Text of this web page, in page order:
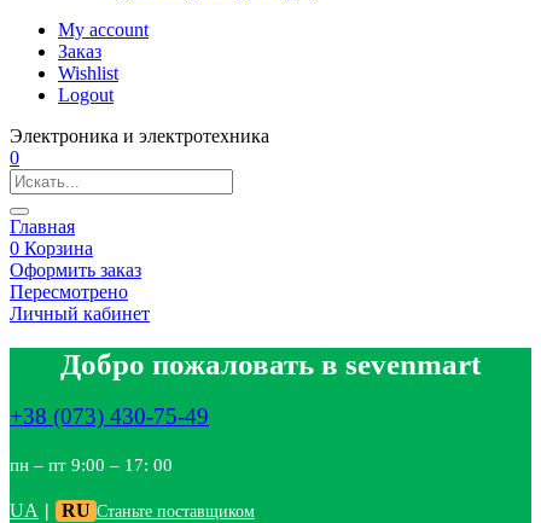
My account
Заказ
Wishlist
Logout
Электроника и электротехника
0
Главная
0 Корзина
Оформить заказ
Пересмотрено
Личный кабинет
Добро пожаловать в sevenmart
+38 (073) 430-75-49
пн – пт 9:00 – 17: 00
UA | RU Станьте поставщиком